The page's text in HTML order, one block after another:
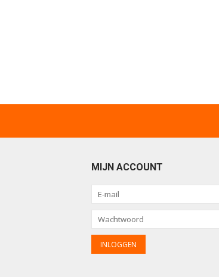
MIJN ACCOUNT